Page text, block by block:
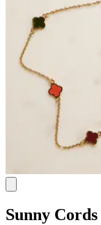
Sunny Cords